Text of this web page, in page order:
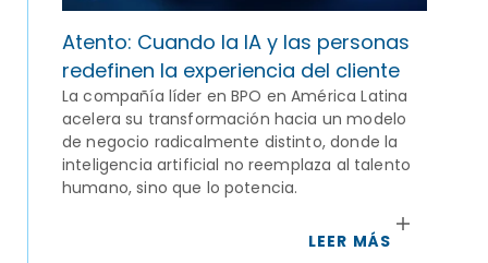
Atento: Cuando la IA y las personas
redefinen la experiencia del cliente
La compañía líder en BPO en América Latina
acelera su transformación hacia un modelo
de negocio radicalmente distinto, donde la
inteligencia artificial no reemplaza al talento
humano, sino que lo potencia.
LEER MÁS